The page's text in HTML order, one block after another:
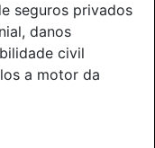
seguros privados
danos
civil
a motor da